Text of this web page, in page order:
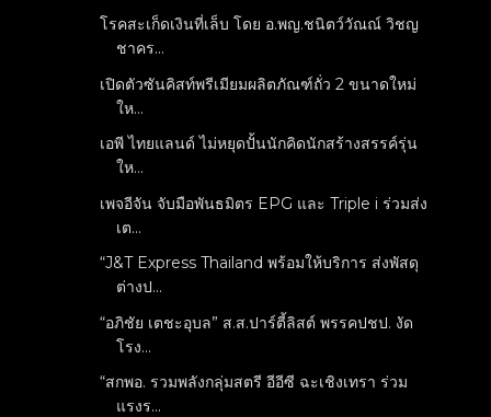
โรคสะเก็ดเงินที่เล็บ โดย อ.พญ.ชนิตว์วัณณ์ วิชญ
ชาคร...
เปิดตัวซันคิสท์พรีเมียมผลิตภัณฑ์ถั่ว 2 ขนาดใหม่
ให...
เอพี ไทยแลนด์ ไม่หยุดปั้นนักคิดนักสร้างสรรค์รุ่น
ให...
เพจอีจัน จับมือพันธมิตร EPG และ Triple i ร่วมส่ง
เต...
“J&T Express Thailand พร้อมให้บริการ ส่งพัสดุ
ต่างป...
“อภิชัย เตชะอุบล” ส.ส.ปาร์ตี้ลิสต์ พรรคปชป. งัด
โรง...
“สกพอ. รวมพลังกลุ่มสตรี อีอีซี ฉะเชิงเทรา ร่วม
แรงร...